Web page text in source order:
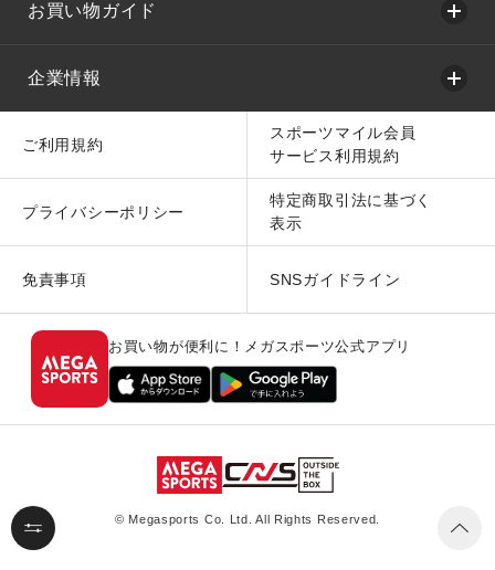
お買い物ガイド
企業情報
ご利用規約
スポーツマイル会員
サービス利用規約
プライバシーポリシー
特定商取引法に基づく
表示
免責事項 SNSガイドライン
お買い物が便利に！メガスポーツ公式アプリ
© Megasports Co. Ltd. All Rights Reserved.